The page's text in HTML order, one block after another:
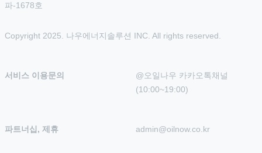
파-1678호
Copyright 2025. 나우에너지솔루션 INC. All rights reserved.
서비스 이용문의
@오일나우 카카오톡채널
(10:00~19:00)
파트너십, 제휴 admin@oilnow.co.kr